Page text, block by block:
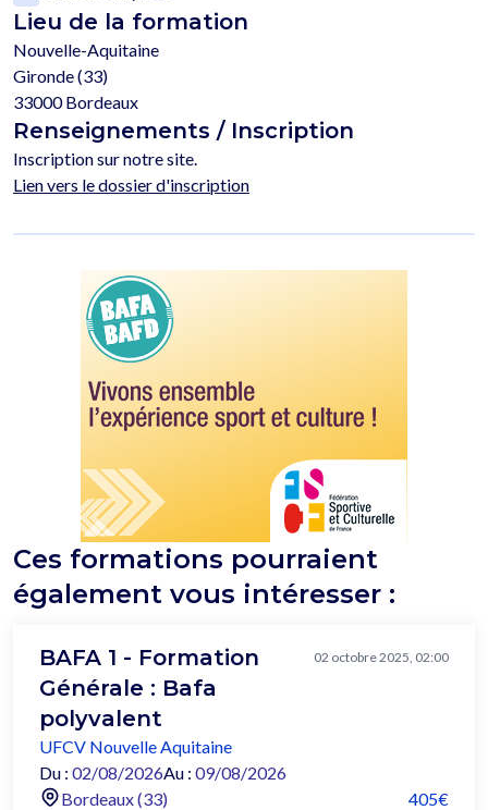
Lieu de la formation
Nouvelle-Aquitaine
Gironde (33)
33000 Bordeaux
Renseignements / Inscription
Inscription sur notre site.
Lien vers le dossier d'inscription
Ces formations pourraient
également vous intéresser :
BAFA 1 - Formation
Générale : Bafa
polyvalent
02 octobre 2025, 02:00
UFCV Nouvelle Aquitaine
Du : 02/08/2026Au : 09/08/2026
Bordeaux (33)
405€